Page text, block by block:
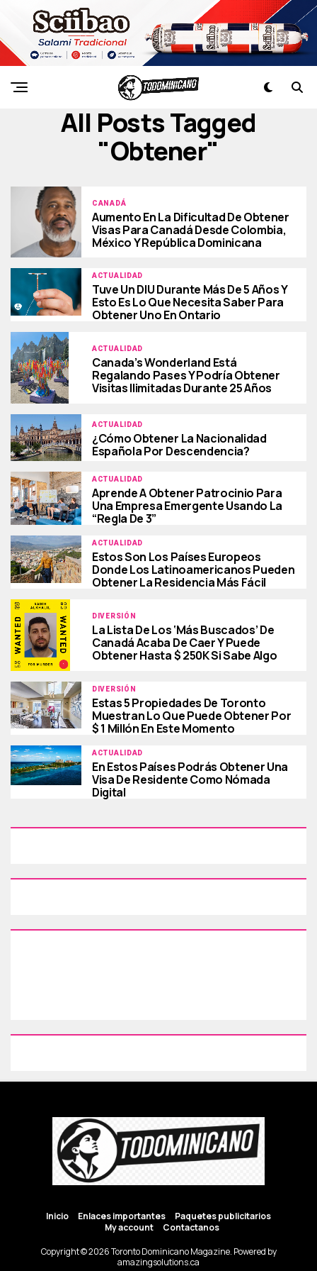
All Posts Tagged
"obtener"
CANADÁ
Aumento En La Dificultad De Obtener
Visas Para Canadá Desde Colombia,
México Y República Dominicana
ACTUALIDAD
Tuve Un DIU Durante Más De 5 Años Y
Esto Es Lo Que Necesita Saber Para
Obtener Uno En Ontario
ACTUALIDAD
Canada’s Wonderland Está
Regalando Pases Y Podría Obtener
Visitas Ilimitadas Durante 25 Años
ACTUALIDAD
¿Cómo Obtener La Nacionalidad
Española Por Descendencia?
ACTUALIDAD
Aprende A Obtener Patrocinio Para
Una Empresa Emergente Usando La
“regla De 3”
ACTUALIDAD
Estos Son Los Países Europeos
Donde Los Latinoamericanos Pueden
Obtener La Residencia Más Fácil
DIVERSIÓN
La Lista De Los ‘más Buscados’ De
Canadá Acaba De Caer Y Puede
Obtener Hasta $ 250K Si Sabe Algo
DIVERSIÓN
Estas 5 Propiedades De Toronto
Muestran Lo Que Puede Obtener Por
$ 1 Millón En Este Momento
ACTUALIDAD
En Estos Países Podrás Obtener Una
Visa De Residente Como Nómada
Digital
Inicio Enlaces importantes
Paquetes publicitarios
My account
Contactanos
Copyright © 2026 Toronto Dominicano Magazine. Powered by
amazingsolutions.ca